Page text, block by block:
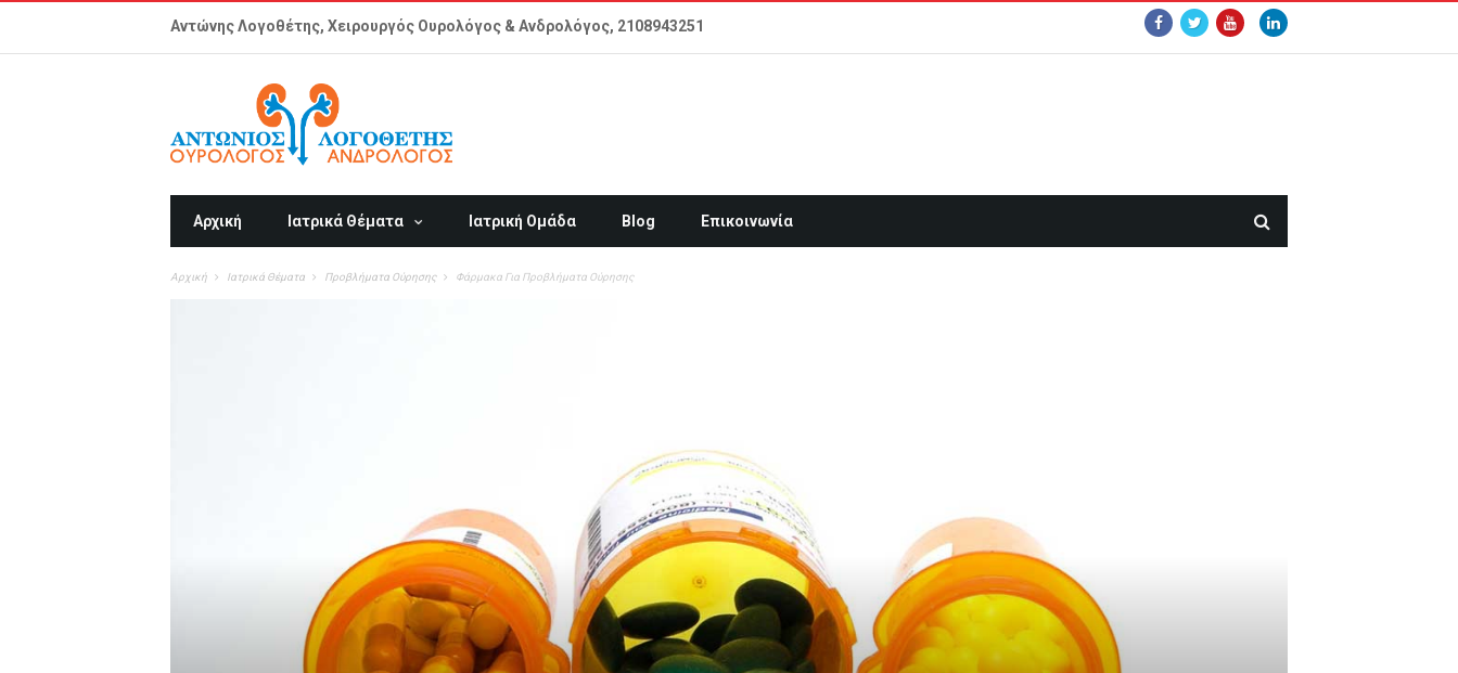
Αντώνης Λογοθέτης, Χειρουργός Ουρολόγος & Ανδρολόγος, 2108943251
Αρχική Ιατρικά Θέματα Ιατρική Ομάδα Blog Επικοινωνία
Αρχική Ιατρικά Θέματα Προβλήματα Ούρησης Φάρμακα Για Προβλήματα Ούρησης